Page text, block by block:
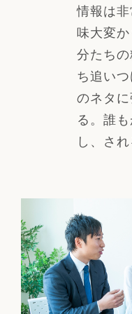
情報は
味大変
分たち
ち追い
のネタ
る。誰
し、さ